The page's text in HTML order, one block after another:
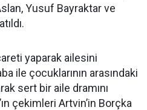
Yusuf Bayraktar ve
yaparak ailesini
ile çocuklarının arasındaki
sert bir aile dramını
çekimleri Artvin’in Borçka